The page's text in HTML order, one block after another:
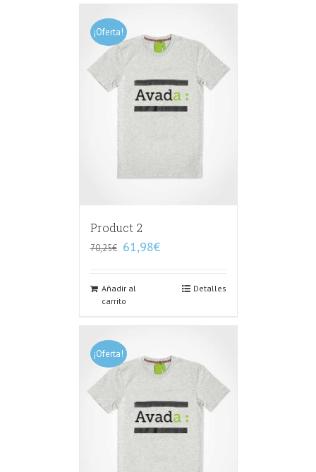
¡Oferta!
Product 2
70,25€ 61,98€
Añadir al
carrito
Detalles
¡Oferta!